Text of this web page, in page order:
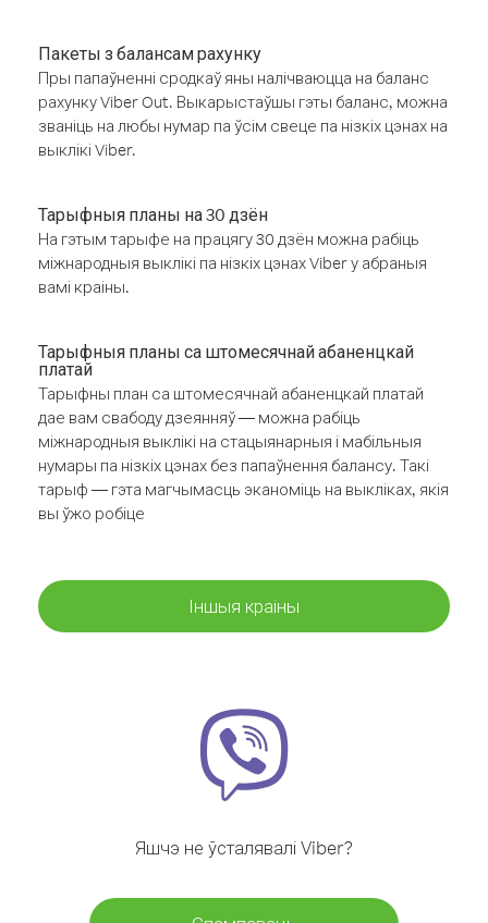
Пакеты з балансам рахунку
Пры папаўненні сродкаў яны налічваюцца на баланс
рахунку Viber Out. Выкарыстаўшы гэты баланс, можна
званіць на любы нумар па ўсім свеце па нізкіх цэнах на
выклікі Viber.
Тарыфныя планы на 30 дзён
На гэтым тарыфе на працягу 30 дзён можна рабіць
міжнародныя выклікі па нізкіх цэнах Viber у абраныя
вамі краіны.
Тарыфныя планы са штомесячнай абаненцкай
платай
Тарыфны план са штомесячнай абаненцкай платай
дае вам свабоду дзеянняў — можна рабіць
міжнародныя выклікі на стацыянарныя і мабільныя
нумары па нізкіх цэнах без папаўнення балансу. Такі
тарыф — гэта магчымасць эканоміць на выкліках, якія
вы ўжо робіце
Іншыя краіны
Яшчэ не ўсталявалі Viber?